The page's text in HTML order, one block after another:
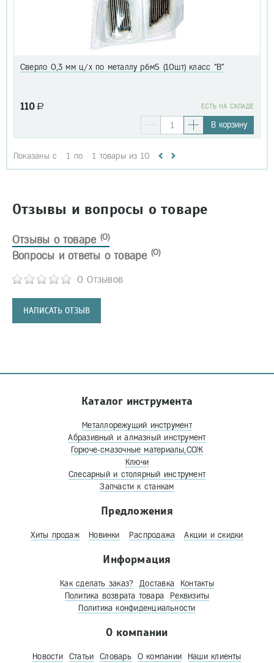
Сверло 0,3 мм ц/х по металлу р6м5 (10шт) класс "В"
110 a EСТЬ НА СКЛАДЕ
В корзину
Показаны с 1 по 1 товары из 10
Отзывы и вопросы о товаре
Отзывы о товаре (0)
0 Отзывов
НАПИСАТЬ ОТЗЫВ
Вопросы и ответы о товаре (0)
Каталог инструмента
Металлорежущий инструмент
Абразивный и алмазный инструмент
Горюче-смазочные материалы,СОЖ
Ключи
Слесарный и столярный инструмент
Запчасти к станкам
Предложения
Хиты продаж Новинки Распродажа Акции и скидки
Информация
Как сделать заказ? Доставка
Контакты
Политика возврата товара
Реквизиты
Политика конфиденциальности
О компании
Новости Статьи Словарь О компании Наши клиенты